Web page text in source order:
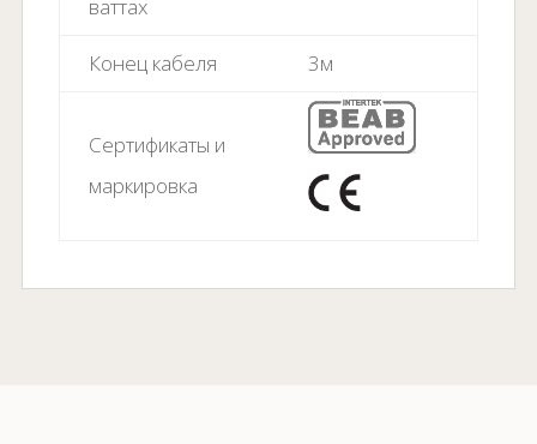
ваттах
Конец кабеля 3м
Сертификаты и
маркировка